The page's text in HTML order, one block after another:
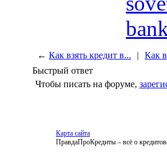
← Как взять кредит в... | Как
Быстрый ответ
Чтобы писать на форуме,
Карта сайта
ПравдаПроКредиты – всё о